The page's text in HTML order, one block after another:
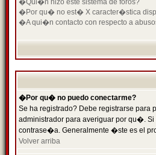
�Qui�n hizo este sistema de foros?
�Por qu� no est� X caracter�stica
�A qui�n contacto con respecto a
�Por qu� no puedo conectarme?
Se ha registrado? Debe registrarse
administrador para averiguar por qu�.
contrase�a. Generalmente �ste es el
Volver arriba